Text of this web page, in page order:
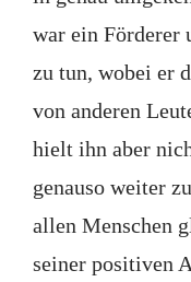
war ein Förderer
zu tun, wobei er
von anderen
hielt ihn aber
genauso weiter
allen Menschen
seiner positiven